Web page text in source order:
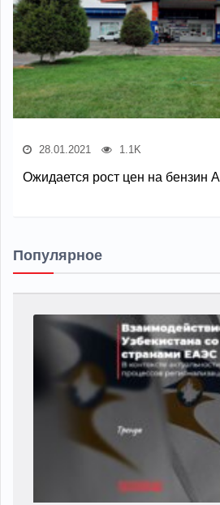
28.01.2021 1.1K
Ожидается рост цен на бензин
Популярное